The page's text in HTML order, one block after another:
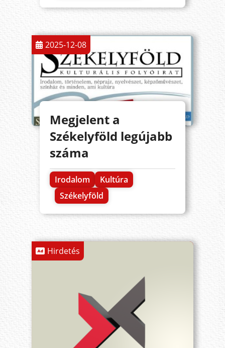
2025-12-08
Megjelent a
Székelyföld legújabb
száma
Irodalom
Kultúra
Székelyföld
Hirdetés